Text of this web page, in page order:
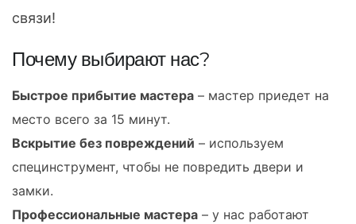
связи!
Почему выбирают нас?
Быстрое прибытие мастера – мастер приедет на
место всего за 15 минут.
Вскрытие без повреждений – используем
специнструмент, чтобы не повредить двери и
замки.
Профессиональные мастера – у нас работают